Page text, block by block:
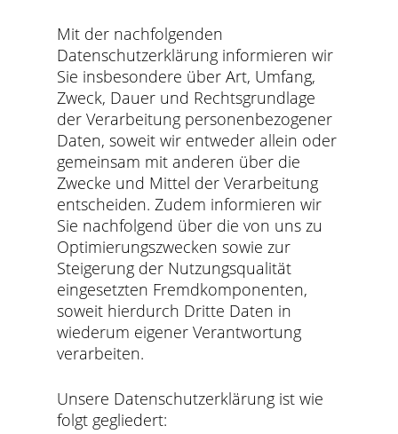
Mit der nachfolgenden
Datenschutzerklärung informieren wir
Sie insbesondere über Art, Umfang,
Zweck, Dauer und Rechtsgrundlage
der Verarbeitung personenbezogener
Daten, soweit wir entweder allein oder
gemeinsam mit anderen über die
Zwecke und Mittel der Verarbeitung
entscheiden. Zudem informieren wir
Sie nachfolgend über die von uns zu
Optimierungszwecken sowie zur
Steigerung der Nutzungsqualität
eingesetzten Fremdkomponenten,
soweit hierdurch Dritte Daten in
wiederum eigener Verantwortung
verarbeiten.
Unsere Datenschutzerklärung ist wie
folgt gegliedert: